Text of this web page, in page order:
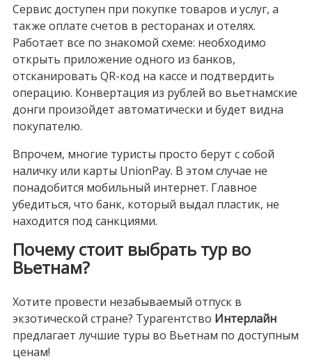
Сервис доступен при покупке товаров и услуг, а
также оплате счетов в ресторанах и отелях.
Работает все по знакомой схеме: необходимо
открыть приложение одного из банков,
отсканировать QR-код на кассе и подтвердить
операцию. Конвертация из рублей во вьетнамские
донги произойдет автоматически и будет видна
покупателю.
Впрочем, многие туристы просто берут с собой
наличку или карты UnionPay. В этом случае не
понадобится мобильный интернет. Главное
убедиться, что банк, который выдал пластик, не
находится под санкциями.
Почему стоит выбрать тур во
Вьетнам?
Хотите провести незабываемый отпуск в
экзотической стране? Турагентство Интерлайн
предлагает лучшие туры во Вьетнам по доступным
ценам!